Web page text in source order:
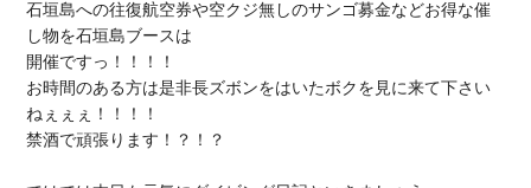
石垣島への往復航空券や空クジ無しのサンゴ募金などお得な催
し物を石垣島ブースは
開催ですっ！！！！
お時間のある方は是非長ズボンをはいたボクを見に来て下さい
ねぇぇぇ！！！！
禁酒で頑張ります！？！？